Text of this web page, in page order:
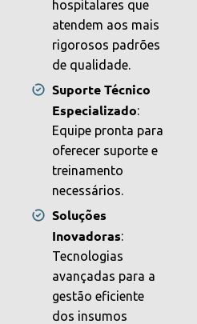
hospitalares que
atendem aos mais
rigorosos padrões
de qualidade.
Suporte Técnico
Especializado:
Equipe pronta para
oferecer suporte e
treinamento
necessários.
Soluções
Inovadoras:
Tecnologias
avançadas para a
gestão eficiente
dos insumos